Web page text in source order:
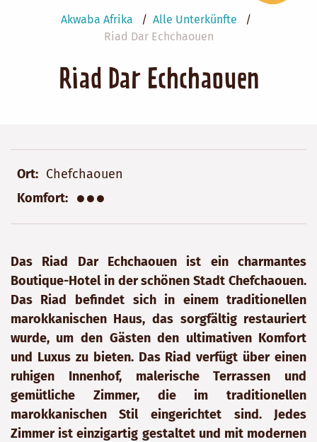
Akwaba Afrika
Alle Unterkünfte
Riad Dar Echchaouen
Riad Dar Echchaouen
Ort
Chefchaouen
Komfort
●●●
Das Riad Dar Echchaouen ist ein charmantes
Boutique-Hotel in der schönen Stadt Chefchaouen.
Das Riad befindet sich in einem traditionellen
marokkanischen Haus, das sorgfältig restauriert
wurde, um den Gästen den ultimativen Komfort
und Luxus zu bieten. Das Riad verfügt über einen
ruhigen Innenhof, malerische Terrassen und
gemütliche Zimmer, die im traditionellen
marokkanischen Stil eingerichtet sind. Jedes
Zimmer ist einzigartig gestaltet und mit modernen